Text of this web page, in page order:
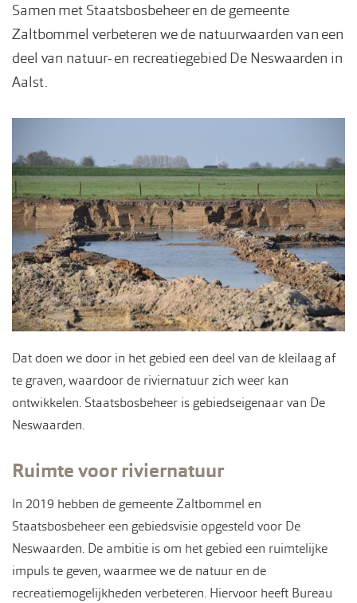
Samen met Staatsbosbeheer en de gemeente
Zaltbommel verbeteren we de natuurwaarden van een
deel van natuur- en recreatiegebied De Neswaarden in
Aalst.
Dat doen we door in het gebied een deel van de kleilaag af
te graven, waardoor de riviernatuur zich weer kan
ontwikkelen. Staatsbosbeheer is gebiedseigenaar van De
Neswaarden.
Ruimte voor riviernatuur
In 2019 hebben de gemeente Zaltbommel en
Staatsbosbeheer een gebiedsvisie opgesteld voor De
Neswaarden. De ambitie is om het gebied een ruimtelijke
impuls te geven, waarmee we de natuur en de
recreatiemogelijkheden verbeteren. Hiervoor heeft Bureau